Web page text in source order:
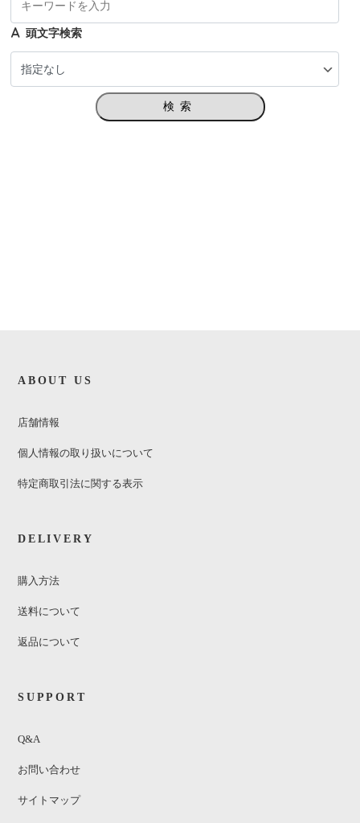
頭文字検索
検索
ABOUT US
店舗情報
個人情報の取り扱いについて
特定商取引法に関する表示
DELIVERY
購入方法
送料について
返品について
SUPPORT
Q&A
お問い合わせ
サイトマップ